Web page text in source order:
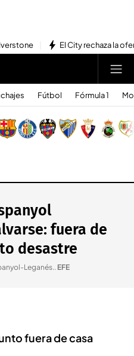
El City rechaza la
Fútbol Fórmula 1
fuera de
desastre
Leganés.. EFE
fuera de casa